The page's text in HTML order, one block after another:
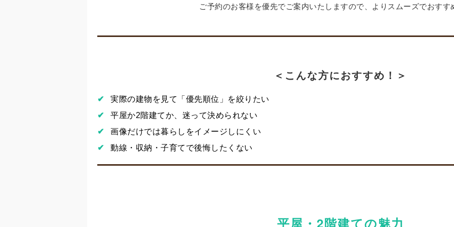
ご予約のお客様を優先でご案内いたしますので、よりスムーズでおすす
＜こんな方におすすめ！＞
✔
実際の建物を見て「優先順位」を絞りたい
✔
平屋か2階建てか、迷って決められない
✔
画像だけでは暮らしをイメージしにくい
✔
動線・収納・子育てで後悔したくない
平屋・2階建ての魅力